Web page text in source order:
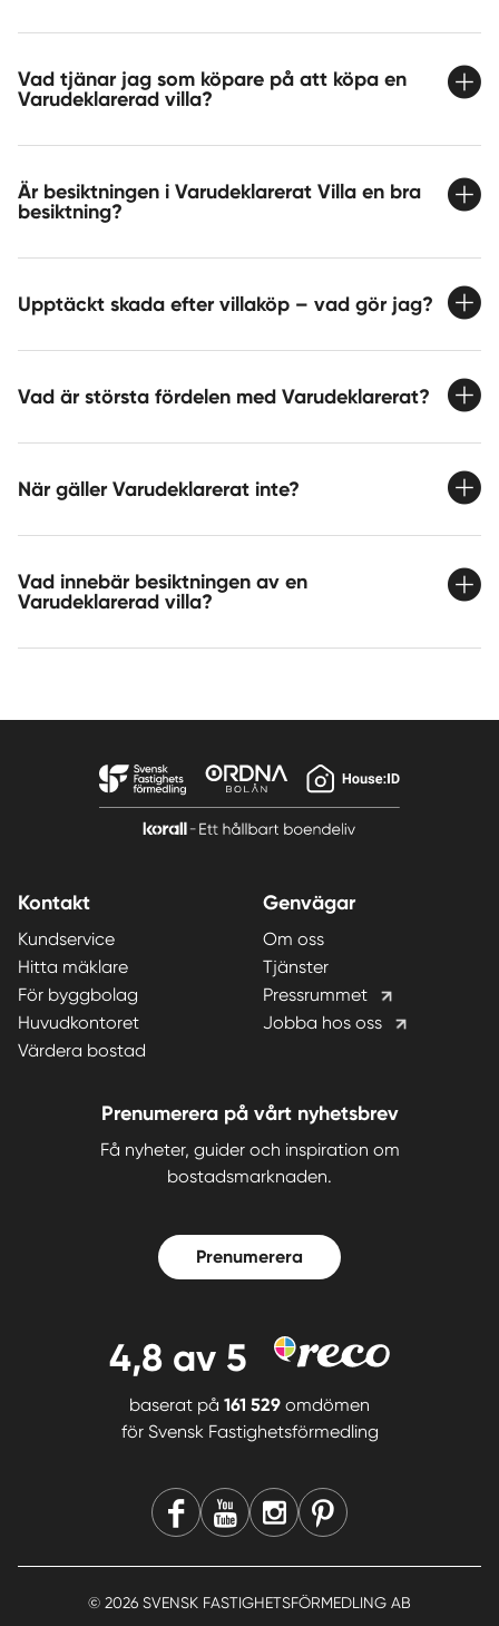
Vad tjänar jag som köpare på att köpa en
Varudeklarerad villa?
Är besiktningen i Varudeklarerat Villa en bra
besiktning?
Upptäckt skada efter villaköp – vad gör jag?
Vad är största fördelen med Varudeklarerat?
När gäller Varudeklarerat inte?
Vad innebär besiktningen av en
Varudeklarerad villa?
Kontakt
Kundservice
Hitta mäklare
För byggbolag
Huvudkontoret
Värdera bostad
Genvägar
Om oss
Tjänster
Pressrummet
Jobba hos oss
Prenumerera på vårt nyhetsbrev
Få nyheter, guider och inspiration om
bostadsmarknaden.
Prenumerera
4,8 av 5
baserat på 161 529 omdömen
för Svensk Fastighetsförmedling
© 2026 SVENSK FASTIGHETSFÖRMEDLING AB